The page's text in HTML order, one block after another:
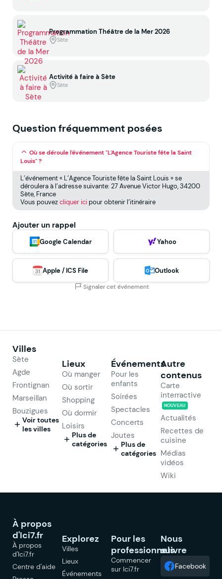
Programmation Théâtre de la Mer 2026
Sète
Activité à faire à Sète
Sète
Question fréquemment posées
Où se déroule l'événement "L'Agence Touriste fête la Saint
Louis" ?
L’événement « L’Agence Touriste fête la Saint Louis » se
déroulera à l’adresse suivante: 27 Avenue Victor Hugo, 34200
Sète, France
Vous pouvezcliquer icipour obtenir l’itinéraire
Ajouter un rappel
Google Calendar Yahoo
Apple / ICS File Outlook
Signaler cet événement
Villes
Sète
Agde
Frontignan
Marseillan
Bouzigues
Voir toutes
les villes
Lieux
Où manger
Où sortir
Shopping
Où dormir
Loisirs
Plus de
catégories
Événements
Pour les
enfants
Soirées
Spectacles
Concerts
Joutes
Plus de
catégories
Autre
contenus
Carte
interractive
NOUVEAU
Actualités
Recettes de
cuisine
Médias
vidéos
Wiki
À propos
d'Ici7.fr
À propos
d'Ici7.fr
Centre d'aide
Explorez
Villes
Lieux
Événements
Pour les
professionnels
Commencer
sur Ici7.fr
Nous
suivre
Facebook